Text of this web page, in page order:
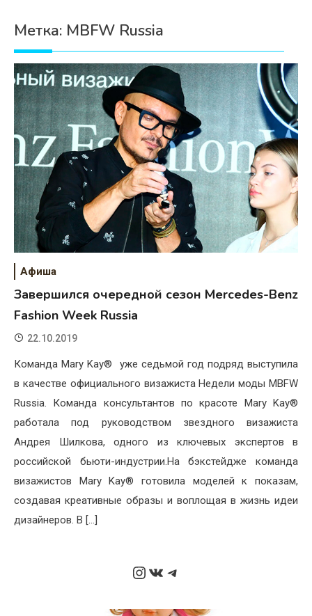
Дети
Свадьба
Дом
Жизнь
Хобби
Красота
Недвижимость
Метка: MBFW Russia
Афиша
Завершился очередной сезон Mercedes-Benz
Fashion Week Russia
22.10.2019
Команда Mary Kay® уже седьмой год подряд выступила
в качестве официального визажиста Недели моды MBFW
Russia. Команда консультантов по красоте Mary Kay®
работала под руководством звездного визажиста
Андрея Шилкова, одного из ключевых экспертов в
российской бьюти-индустрии.На бэкстейдже команда
визажистов Mary Kay® готовила моделей к показам,
создавая креативные образы и воплощая в жизнь идеи
дизайнеров. В […]
Instagram
ВКонтакте
Telegram